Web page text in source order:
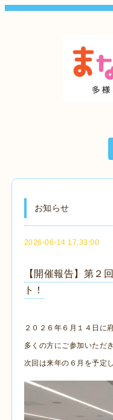
お知らせ
2026-06-14 17:33:00
【開催報告】第２
ト！
２０２６年６月１４日に
多くの方にご参加いただ
次回は来年の６月を予定